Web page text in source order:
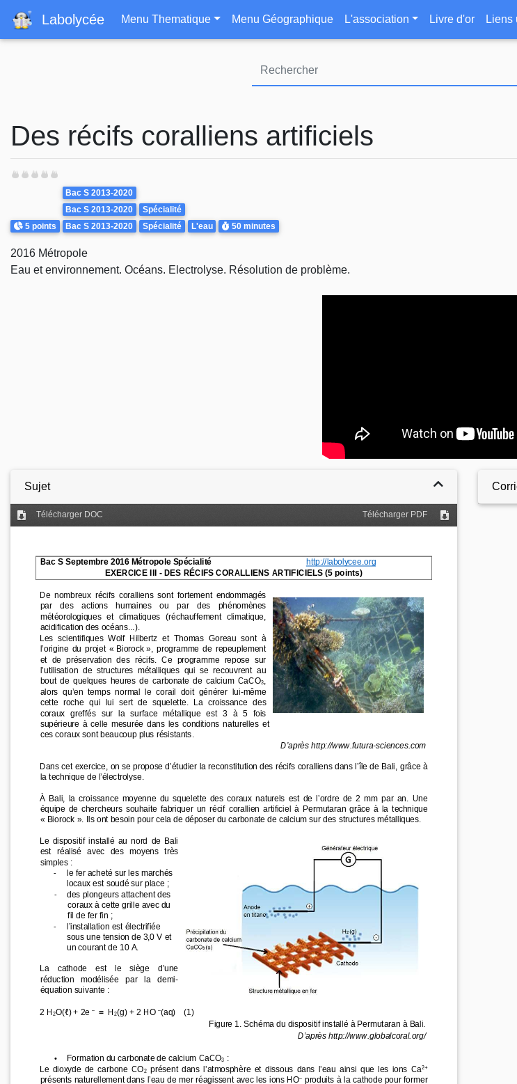
au
contenu
Labolycée Navigation principale
Menu Thematique Menu Géographique L'association Livre d'or Liens
Des récifs coralliens artificiels
Points
5 points
Theme
Bac S 2013-2020
Bac S 2013-2020
Spécialité
Bac S 2013-2020
Spécialité L'eau Durée
50 minutes
2016 Métropole
Eau et environnement. Océans. Electrolyse. Résolution de problème.
Sujet